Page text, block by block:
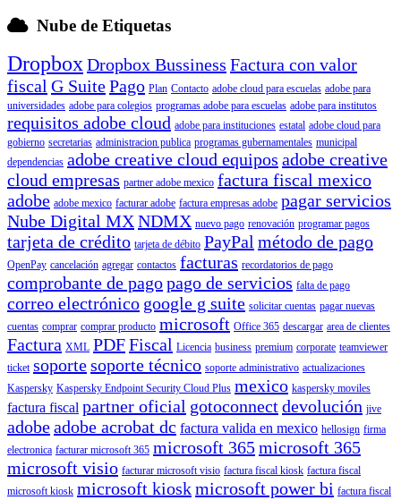
Nube de Etiquetas
DropboxDropbox Bussiness Factura con valor
fiscal G SuitePago Plan Contacto adobe cloud para escuelas adobe para
universidades adobe para colegios programas adobe para escuelas adobe para institutos
requisitos adobe cloud adobe para instituciones estatal adobe cloud para
gobierno secretarias administracion publica programas gubernamentales municipal
dependencias adobe creative cloud equipos adobe creative
cloud empresas partner adobe mexico factura fiscal mexico
adobe adobe mexico facturar adobe factura empresas adobe pagar servicios
Nube Digital MXNDMX nuevo pago renovación programar pagos
tarjeta de crédito tarjeta de débito PayPal método de pago
OpenPay cancelación agregar contactos facturas recordatorios de pago
comprobante de pagopago de servicios falta de pago
correo electrónico google g suite solicitar cuentas pagar nuevas
cuentas comprar comprar producto microsoft Office 365 descargar area de clientes
Factura XML PDFFiscal Licencia business premium corporate teamviewer
ticket soportesoporte técnico soporte administrativo actualizaciones
Kaspersky Kaspersky Endpoint Security Cloud Plus mexico kaspersky moviles
factura fiscal partner oficial gotoconnectdevolución jive
adobeadobe acrobat dc factura valida en mexico hellosign firma
electronica facturar microsoft 365 microsoft 365microsoft 365
microsoft visio facturar microsoft visio factura fiscal kiosk factura fiscal
microsoft kiosk microsoft kioskmicrosoft power bi factura fiscal